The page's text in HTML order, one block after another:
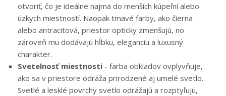
otvoriť, čo je ideálne najmä do menších kúpeľní alebo
úzkych miestností. Naopak tmavé farby, ako čierna
alebo antracitová, priestor opticky zmenšujú, no
zároveň mu dodávajú hĺbku, eleganciu a luxusný
charakter.
Svetelnosť miestnosti - farba obkladov ovplyvňuje,
ako sa v priestore odráža prirodzené aj umelé svetlo.
Svetlé a lesklé povrchy svetlo odrážajú a rozptyľujú,